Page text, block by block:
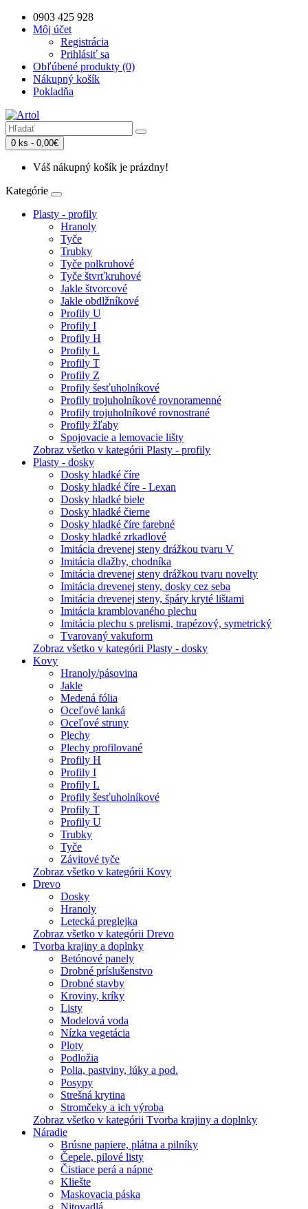
0903 425 928
Môj účet
Registrácia
Prihlásiť sa
Obľúbené produkty (0)
Nákupný košík
Pokladňa
0 ks - 0,00€
Váš nákupný košík je prázdny!
Kategórie
Plasty - profily
Hranoly
Tyče
Trubky
Tyče polkruhové
Tyče štvrťkruhové
Jakle štvorcové
Jakle obdlžníkové
Profily U
Profily I
Profily H
Profily L
Profily T
Profily Z
Profily šesťuholníkové
Profily trojuholníkové rovnoramenné
Profily trojuholníkové rovnostrané
Profily žľaby
Spojovacie a lemovacie lišty
Zobraz všetko v kategórii Plasty - profily
Plasty - dosky
Dosky hladké číre
Dosky hladké číre - Lexan
Dosky hladké biele
Dosky hladké čierne
Dosky hladké číre farebné
Dosky hladké zrkadlové
Imitácia drevenej steny drážkou tvaru V
Imitácia dlažby, chodníka
Imitácia drevenej steny drážkou tvaru novelty
Imitácia drevenej steny, dosky cez seba
Imitácia drevenej steny, špáry kryté lištami
Imitácia kramblovaného plechu
Imitácia plechu s prelismi, trapézový, symetrický
Tvarovaný vakuform
Zobraz všetko v kategórii Plasty - dosky
Kovy
Hranoly/pásovina
Jakle
Medená fólia
Oceľové lanká
Oceľové struny
Plechy
Plechy profilované
Profily H
Profily I
Profily L
Profily šesťuholníkové
Profily T
Profily U
Trubky
Tyče
Závitové tyče
Zobraz všetko v kategórii Kovy
Drevo
Dosky
Hranoly
Letecká preglejka
Zobraz všetko v kategórii Drevo
Tvorba krajiny a doplnky
Betónové panely
Drobné príslušenstvo
Drobné stavby
Kroviny, kríky
Listy
Modelová voda
Nízka vegetácia
Ploty
Podložia
Polia, pastviny, lúky a pod.
Posypy
Strešná krytina
Stromčeky a ich výroba
Zobraz všetko v kategórii Tvorba krajiny a doplnky
Náradie
Brúsne papiere, plátna a pilníky
Čepele, pilové listy
Čistiace perá a nápne
Kliešte
Maskovacia páska
Nitovadlá